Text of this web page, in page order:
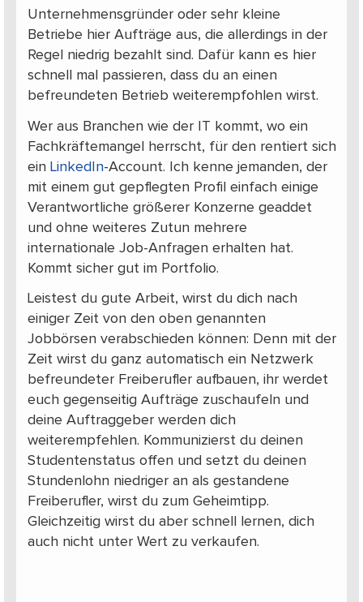
Unternehmensgründer oder sehr kleine
Betriebe hier Aufträge aus, die allerdings in der
Regel niedrig bezahlt sind. Dafür kann es hier
schnell mal passieren, dass du an einen
befreundeten Betrieb weiterempfohlen wirst.
Wer aus Branchen wie der IT kommt, wo ein
Fachkräftemangel herrscht, für den rentiert sich
ein LinkedIn-Account. Ich kenne jemanden, der
mit einem gut gepflegten Profil einfach einige
Verantwortliche größerer Konzerne geaddet
und ohne weiteres Zutun mehrere
internationale Job-Anfragen erhalten hat.
Kommt sicher gut im Portfolio.
Leistest du gute Arbeit, wirst du dich nach
einiger Zeit von den oben genannten
Jobbörsen verabschieden können: Denn mit der
Zeit wirst du ganz automatisch ein Netzwerk
befreundeter Freiberufler aufbauen, ihr werdet
euch gegenseitig Aufträge zuschaufeln und
deine Auftraggeber werden dich
weiterempfehlen. Kommunizierst du deinen
Studentenstatus offen und setzt du deinen
Stundenlohn niedriger an als gestandene
Freiberufler, wirst du zum Geheimtipp.
Gleichzeitig wirst du aber schnell lernen, dich
auch nicht unter Wert zu verkaufen.